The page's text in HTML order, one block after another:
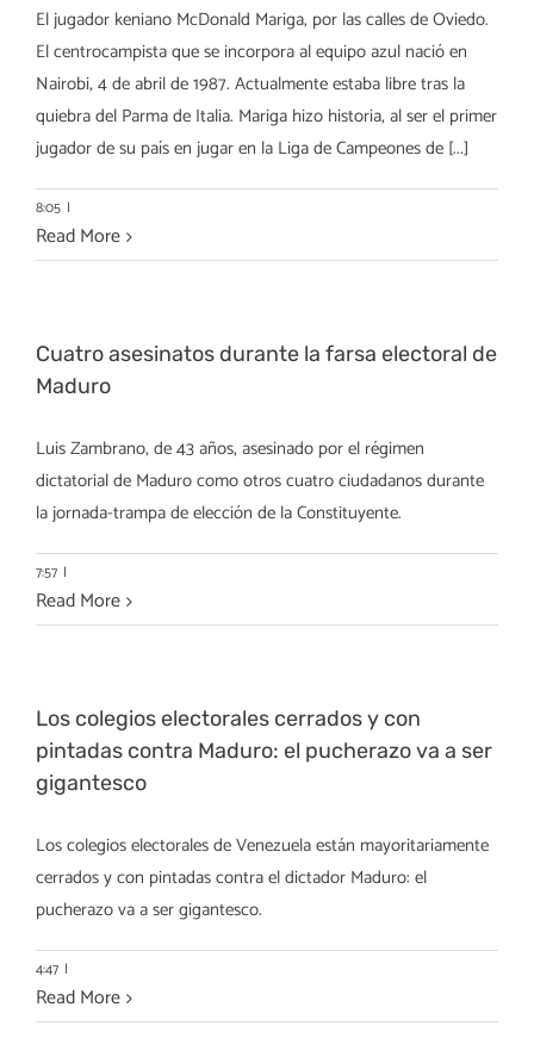
El jugador keniano McDonald Mariga, por las calles de Oviedo.
El centrocampista que se incorpora al equipo azul nació en
Nairobi, 4 de abril de 1987. Actualmente estaba libre tras la
quiebra del Parma de Italia. Mariga hizo historia, al ser el primer
jugador de su país en jugar en la Liga de Campeones de [...]
8:05 |
Read More
Cuatro asesinatos durante la farsa electoral de
Maduro
Luis Zambrano, de 43 años, asesinado por el régimen
dictatorial de Maduro como otros cuatro ciudadanos durante
la jornada-trampa de elección de la Constituyente.
7:57 |
Read More
Los colegios electorales cerrados y con
pintadas contra Maduro: el pucherazo va a ser
gigantesco
Los colegios electorales de Venezuela están mayoritariamente
cerrados y con pintadas contra el dictador Maduro: el
pucherazo va a ser gigantesco.
4:47 |
Read More